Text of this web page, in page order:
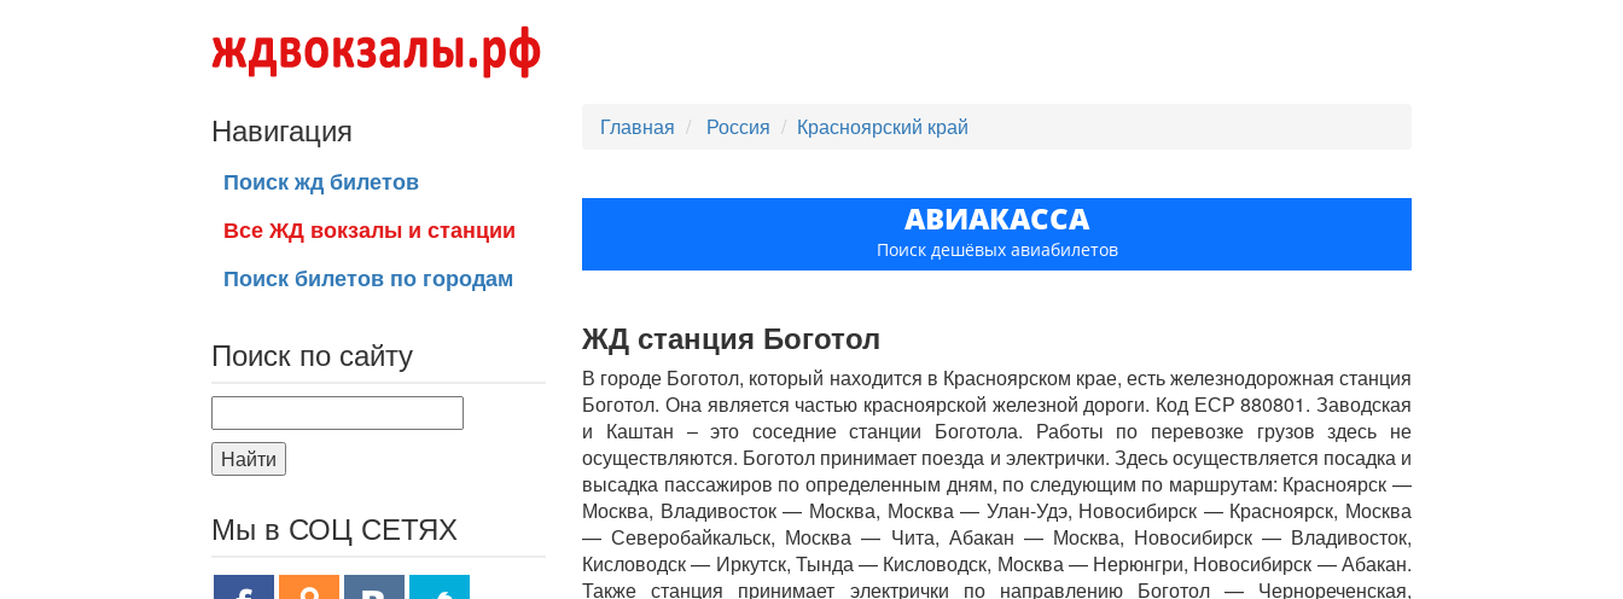
Главная Россия Красноярский край
АВИАКАССА
Поиск дешёвых авиабилетов
ЖД станция Боготол
В городе Боготол, который находится в Красноярском крае, есть железнодорожная станция
Боготол. Она является частью красноярской железной дороги. Код ЕСР 880801. Заводская
и Каштан – это соседние станции Боготола. Работы по перевозке грузов здесь не
осуществляются. Боготол принимает поезда и электрички. Здесь осуществляется посадка и
высадка пассажиров по определенным дням, по следующим по маршрутам: Красноярск —
Москва, Владивосток — Москва, Москва — Улан-Удэ, Новосибирск — Красноярск, Москва
— Северобайкальск, Москва — Чита, Абакан — Москва, Новосибирск — Владивосток,
Кисловодск — Иркутск, Тында — Кисловодск, Москва — Нерюнгри, Новосибирск — Абакан.
Также станция принимает электрички по направлению Боготол — Чернореченская,
Навигация
Поиск жд билетов
Все ЖД вокзалы и станции
Поиск билетов по городам
Поиск по сайту
Найти
Мы в СОЦ СЕТЯХ